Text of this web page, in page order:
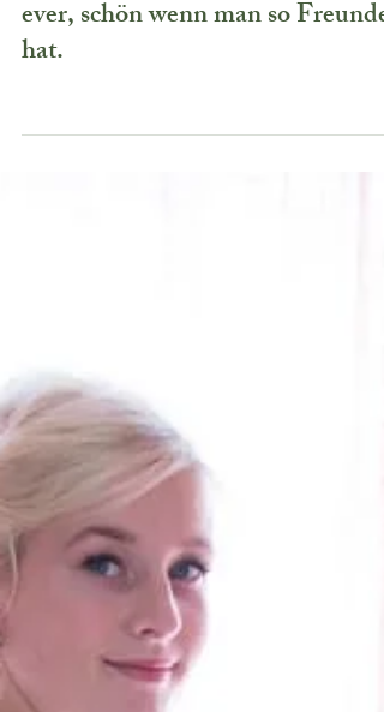
ever, schön wenn man so Freunde